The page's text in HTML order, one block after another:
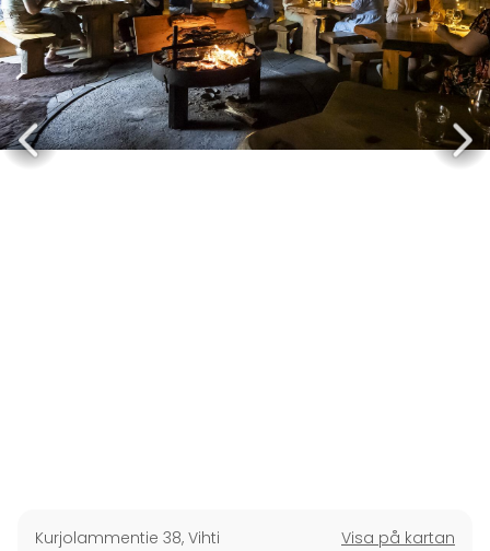
Kurjolammentie 38, Vihti Visa på kartan